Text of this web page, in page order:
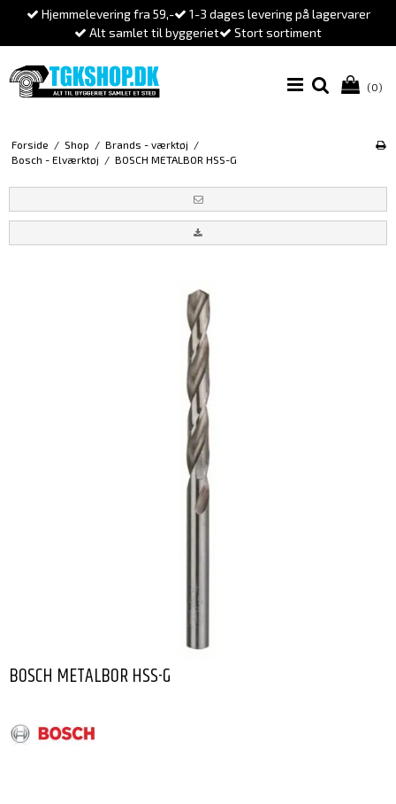
Hjemmelevering fra 59,-
1-3 dages levering på lagervarer
Alt samlet til byggeriet
Stort sortiment
(0)
Forside / Shop / Brands - værktøj /
Bosch - Elværktøj / BOSCH METALBOR HSS-G
BOSCH METALBOR HSS-G